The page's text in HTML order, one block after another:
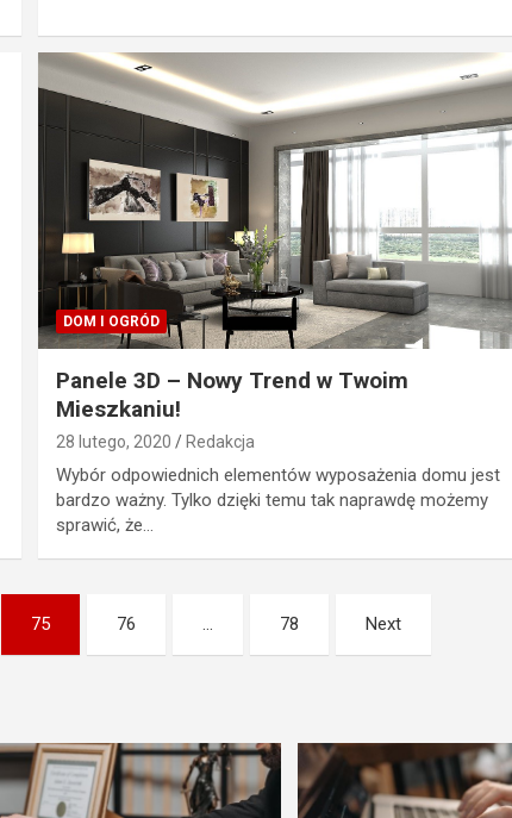
DOM I OGRÓD
Panele 3D – Nowy Trend w Twoim
Mieszkaniu!
28 lutego, 2020 Redakcja
Wybór odpowiednich elementów wyposażenia domu jest
bardzo ważny. Tylko dzięki temu tak naprawdę możemy
sprawić, że…
75 76 … 78 Next